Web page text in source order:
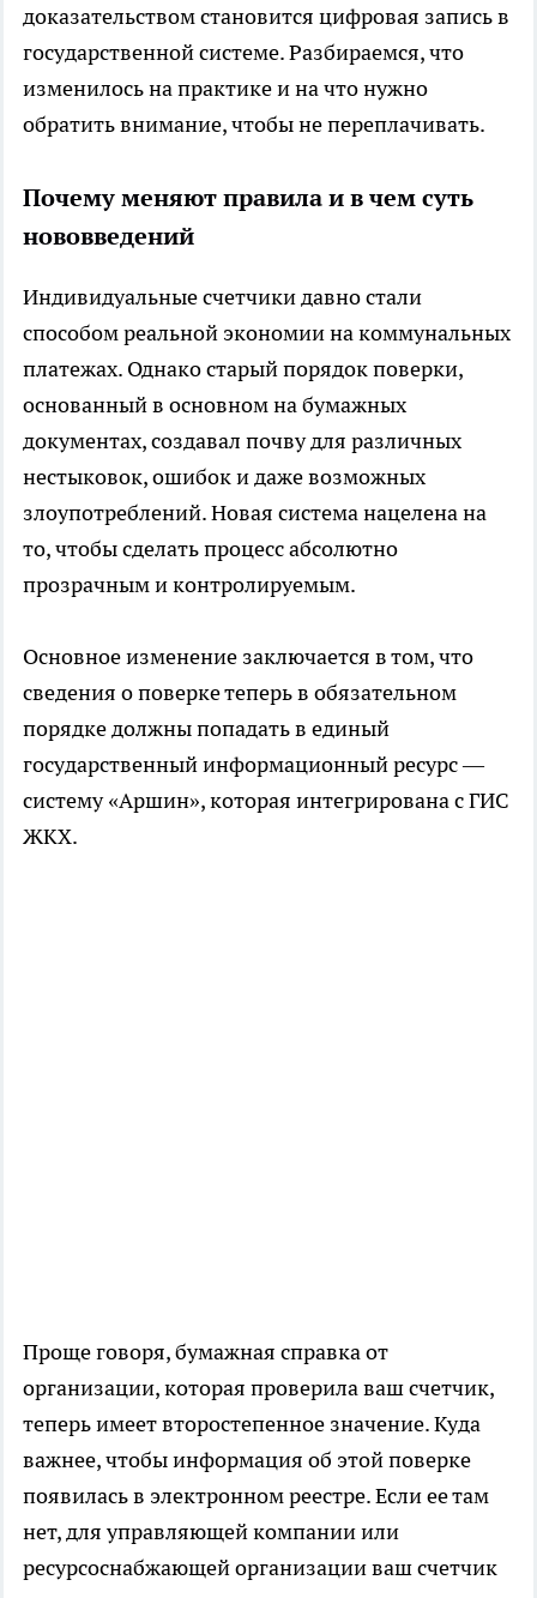
доказательством становится цифровая запись в
государственной системе. Разбираемся, что
изменилось на практике и на что нужно
обратить внимание, чтобы не переплачивать.
Почему меняют правила и в чем суть
нововведений
Индивидуальные счетчики давно стали
способом реальной экономии на коммунальных
платежах. Однако старый порядок поверки,
основанный в основном на бумажных
документах, создавал почву для различных
нестыковок, ошибок и даже возможных
злоупотреблений. Новая система нацелена на
то, чтобы сделать процесс абсолютно
прозрачным и контролируемым.
Основное изменение заключается в том, что
сведения о поверке теперь в обязательном
порядке должны попадать в единый
государственный информационный ресурс —
систему «Аршин», которая интегрирована с ГИС
ЖКХ.
Проще говоря, бумажная справка от
организации, которая проверила ваш счетчик,
теперь имеет второстепенное значение. Куда
важнее, чтобы информация об этой поверке
появилась в электронном реестре. Если ее там
нет, для управляющей компании или
ресурсоснабжающей организации ваш счетчик